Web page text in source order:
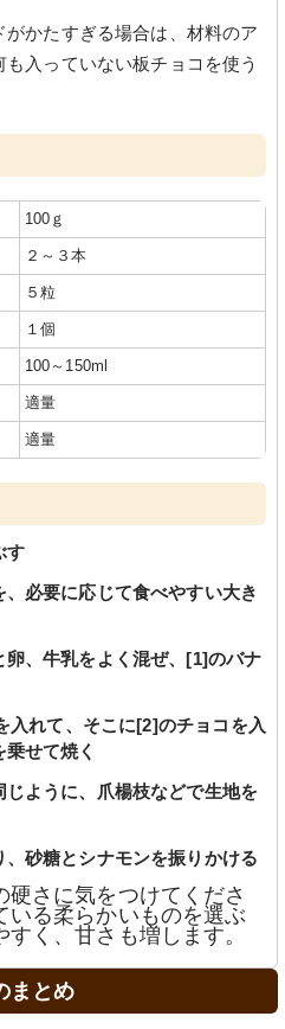
かたすぎる場合は、材料のア
入っていない板チョコを使う
100ｇ
２～３本
５粒
１個
100～150ml
適量
適量
す
必要に応じて食べやすい大き
、牛乳をよく混ぜ、[1]のバナ
入れて、そこに[2]のチョコを入
せて焼く
ように、爪楊枝などで生地を
砂糖とシナモンを振りかける
さに気をつけてくださ
いる柔らかいものを選ぶ
く、甘さも増します。
まとめ